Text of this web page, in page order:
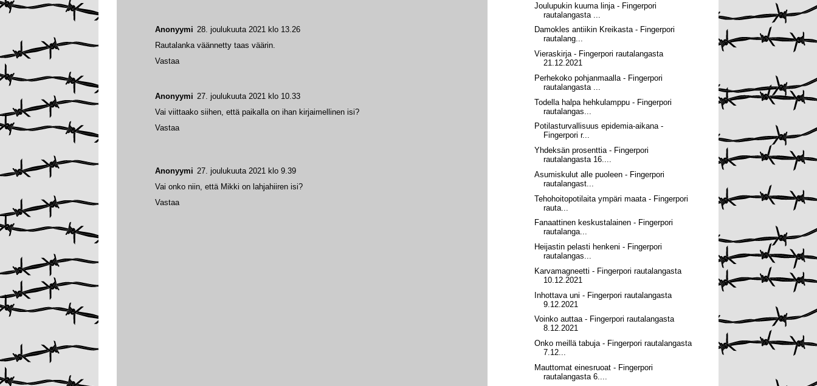
Anonyymi 27. joulukuuta 2021 klo 9.39
Vai onko niin, että Mikki on lahjahiiren isi?
Vastaa
Anonyymi 27. joulukuuta 2021 klo 10.33
Vai viittaako siihen, että paikalla on ihan kirjaimellinen isi?
Vastaa
Anonyymi 28. joulukuuta 2021 klo 13.26
Rautalanka väännetty taas väärin.
Vastaa
Joulupukin kuuma linja - Fingerpori
rautalangasta ...
Damokles antiikin Kreikasta - Fingerpori
rautalang...
Vieraskirja - Fingerpori rautalangasta
21.12.2021
Perhekoko pohjanmaalla - Fingerpori
rautalangasta ...
Todella halpa hehkulamppu - Fingerpori
rautalangas...
Potilasturvallisuus epidemia-aikana -
Fingerpori r...
Yhdeksän prosenttia - Fingerpori
rautalangasta 16....
Asumiskulut alle puoleen - Fingerpori
rautalangast...
Tehohoitopotilaita ympäri maata - Fingerpori
rauta...
Fanaattinen keskustalainen - Fingerpori
rautalanga...
Heijastin pelasti henkeni - Fingerpori
rautalangas...
Karvamagneetti - Fingerpori rautalangasta
10.12.2021
Inhottava uni - Fingerpori rautalangasta
9.12.2021
Voinko auttaa - Fingerpori rautalangasta
8.12.2021
Onko meillä tabuja - Fingerpori rautalangasta
7.12...
Mauttomat einesruoat - Fingerpori
rautalangasta 6....